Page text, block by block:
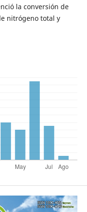
la conversión de
nitrógeno total y